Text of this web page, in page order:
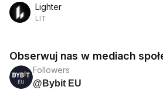
Lighter
LIT
Obserwuj nas w mediach
Followers
@Bybit EU